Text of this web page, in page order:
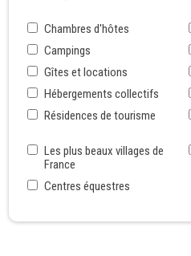
Chambres d'hôtes
Campings
Gîtes et locations
Hébergements collectifs
Résidences de tourisme
Les plus beaux villages de
France
Centres équestres